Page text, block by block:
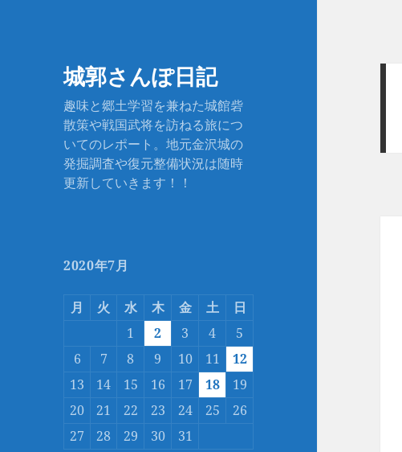
城郭さんぽ日記
趣味と郷土学習を兼ねた城館砦
散策や戦国武将を訪ねる旅につ
いてのレポート。地元金沢城の
発掘調査や復元整備状況は随時
更新していきます！！
2020年7月
月 火 水 木 金 土
日
1
2 3 4
5
6
7 8 9 10 11
12
13
14 15 16 17 18
19
20
21 22 23 24 25
26
27
28 29 30
31